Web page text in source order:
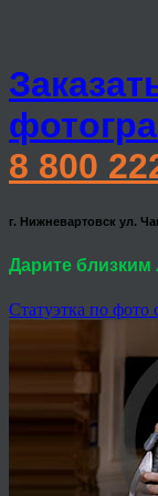
8 800
г. Нижневартовск ул.
Дарите близким
Статуэтка по фото